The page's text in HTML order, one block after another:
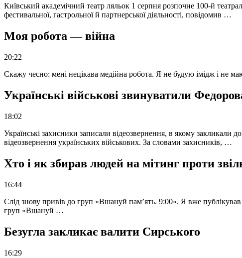
Київський академічний театр ляльок 1 серпня розпочне 100-й
фестивальної, гастрольної й партнерської діяльності, повідомив …
Моя робота — війна
20:22
Скажу чесно: мені нецікава медійна робота. Я не будую імідж і не
Українські військові звинуватили
18:02
Українські захисники записали відеозвернення, в якому закликали
відеозвернення українських військових. За словами захисників, …
Хто і як збирав людей на мітинг проти
16:44
Слід знову привів до груп «Вшануй пам’ять. 9:00». Я вже
груп «Вшануй …
Безугла закликає валити Сирського
16:29